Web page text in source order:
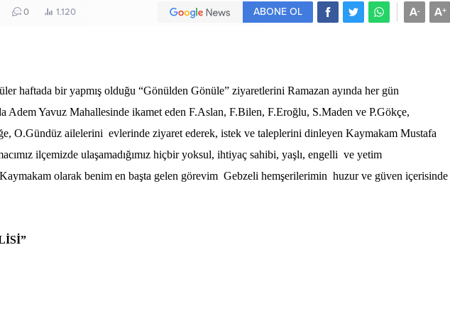
0 1.120 A+
A-
ABONE OL
haftada bir yapmış olduğu “Gönülden Gönüle” ziyaretlerini Ramazan ayında her gün
Adem Yavuz Mahallesinde ikamet eden F.Aslan, F.Bilen, F.Eroğlu, S.Maden ve P.Gökçe,
O.Gündüz ailelerini evlerinde ziyaret ederek, istek ve taleplerini dinleyen Kaymakam Mustafa
ilçemizde ulaşamadığımız hiçbir yoksul, ihtiyaç sahibi, yaşlı, engelli ve yetim
Kaymakam olarak benim en başta gelen görevim Gebzeli hemşerilerimin huzur ve güven içerisinde